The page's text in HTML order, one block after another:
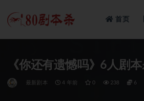
首页
《你还有遗憾吗》6人剧
最新剧本 4 年前 0 238 6